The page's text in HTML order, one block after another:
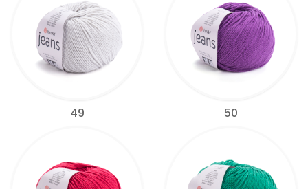
49 50